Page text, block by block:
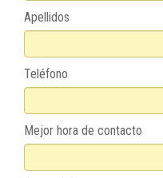
Apellidos
Teléfono
Mejor hora de contacto